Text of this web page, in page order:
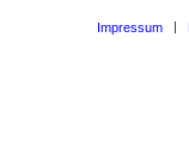
Impressum